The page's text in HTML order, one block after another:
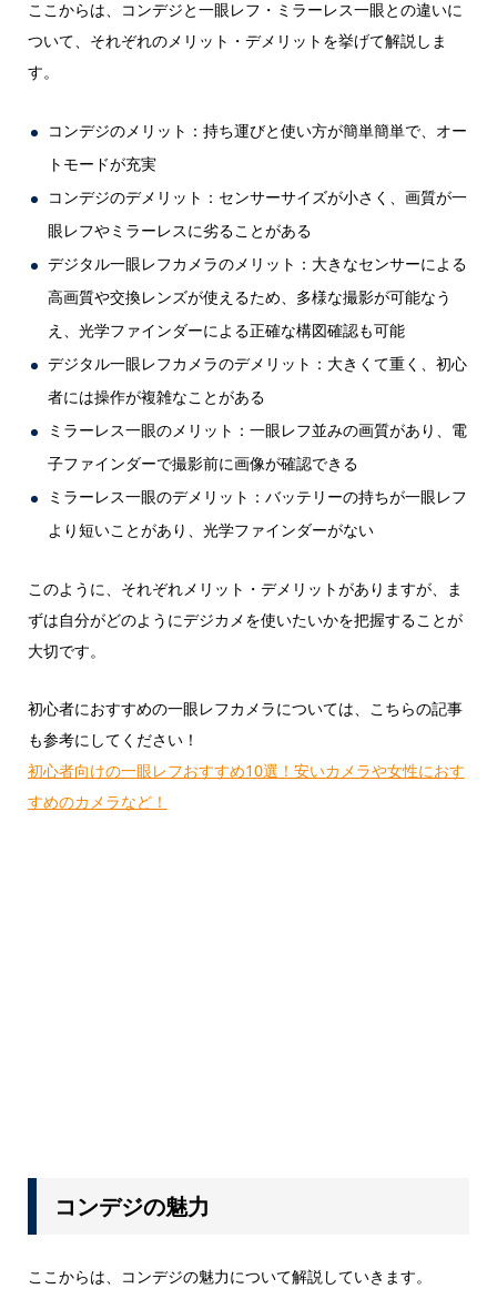
ここからは、コンデジと一眼レフ・ミラーレス一眼との違いに
ついて、それぞれのメリット・デメリットを挙げて解説しま
す。
コンデジのメリット：持ち運びと使い方が簡単簡単で、オー
トモードが充実
コンデジのデメリット：センサーサイズが小さく、画質が一
眼レフやミラーレスに劣ることがある
デジタル一眼レフカメラのメリット：大きなセンサーによる
高画質や交換レンズが使えるため、多様な撮影が可能なう
え、光学ファインダーによる正確な構図確認も可能
デジタル一眼レフカメラのデメリット：大きくて重く、初心
者には操作が複雑なことがある
ミラーレス一眼のメリット：一眼レフ並みの画質があり、電
子ファインダーで撮影前に画像が確認できる
ミラーレス一眼のデメリット：バッテリーの持ちが一眼レフ
より短いことがあり、光学ファインダーがない
このように、それぞれメリット・デメリットがありますが、ま
ずは自分がどのようにデジカメを使いたいかを把握することが
大切です。
初心者におすすめの一眼レフカメラについては、こちらの記事
も参考にしてください！
初心者向けの一眼レフおすすめ10選！安いカメラや女性におす
すめのカメラなど！
コンデジの魅力
ここからは、コンデジの魅力について解説していきます。